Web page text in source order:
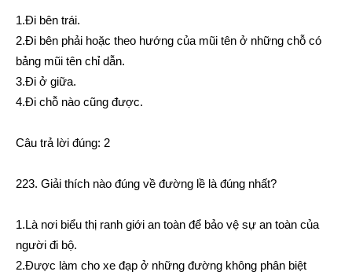
1.Đi bên trái.
2.Đi bên phải hoặc theo hướng của mũi tên ở những chỗ có
bảng mũi tên chỉ dẫn.
3.Đi ở giữa.
4.Đi chỗ nào cũng được.
Câu trả lời đúng: 2
223. Giải thích nào đúng về đường lề là đúng nhất?
1.Là nơi biểu thị ranh giới an toàn để bảo vệ sự an toàn của
người đi bộ.
2.Được làm cho xe đạp ở những đường không phân biệt